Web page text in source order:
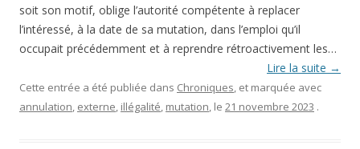
soit son motif, oblige l’autorité compétente à replacer
l’intéressé, à la date de sa mutation, dans l’emploi qu’il
occupait précédemment et à reprendre rétroactivement les…
Lire la suite →
Cette entrée a été publiée dans Chroniques, et marquée avec
annulation, externe, illégalité, mutation, le 21 novembre 2023 .